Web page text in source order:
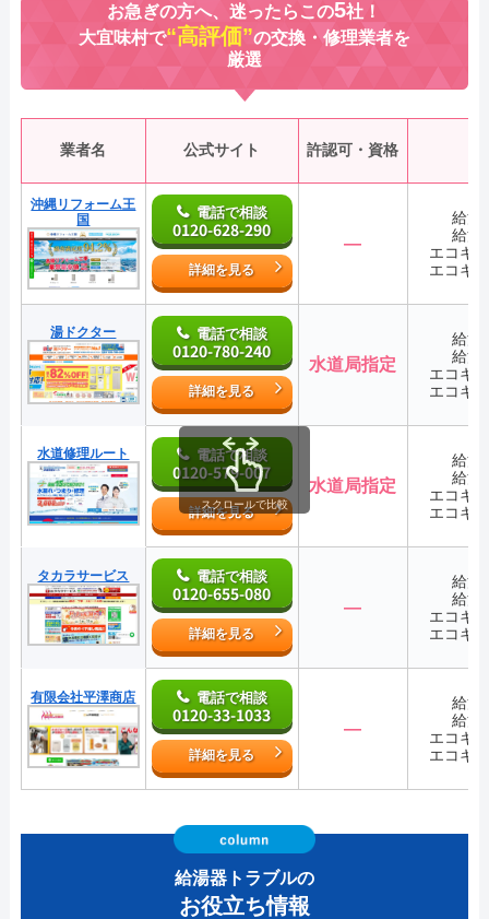
お急ぎの方へ、迷ったらこの5社！
大宜味村で“高評価”の交換・修理業者を
厳選
業者名 公式サイト 許認可・資格
沖縄リフォーム王
国
電話で相談
0120-628-290
詳細を見る
―
給湯
給湯
エコキ
エコキ
湯ドクター 電話で相談
0120-780-240
詳細を見る
水道局指定
給湯
給湯
エコキ
エコキ
水道修理ルート 電話で相談
0120-579-007
詳細を見る
水道局指定
給湯
給湯
エコキ
エコキ
タカラサービス 電話で相談
0120-655-080
詳細を見る
―
給湯
給湯
エコキ
エコキ
有限会社平澤商店 電話で相談
0120-33-1033
詳細を見る
―
給湯
給湯
エコキ
エコキ
スクロールで比較
給湯器トラブルの
お役立ち情報